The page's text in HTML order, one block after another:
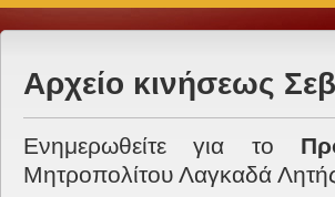
Αρχείο κινήσεως
Ενημερωθείτε για το
Μητροπολίτου Λαγκαδά